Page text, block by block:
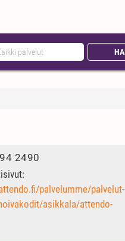
2490
palvelumme/palvelut-
asikkala/attendo-